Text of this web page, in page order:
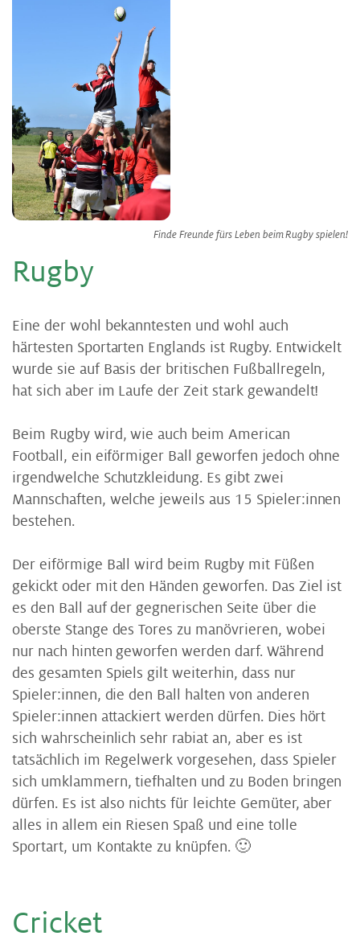
Finde Freunde fürs Leben beim Rugby spielen!
Rug­by
Eine der wohl bekanntesten und wohl auch
härtesten Sportarten Englands ist Rugby. Entwickelt
wurde sie auf Basis der britischen Fußballregeln,
hat sich aber im Laufe der Zeit stark gewandelt!
Beim Rugby wird, wie auch beim American
Football, ein eiförmiger Ball geworfen jedoch ohne
irgendwelche Schutzkleidung. Es gibt zwei
Mannschaften, welche jeweils aus 15 Spieler:innen
bestehen.
Der eiförmige Ball wird beim Rugby mit Füßen
gekickt oder mit den Händen geworfen. Das Ziel ist
es den Ball auf der gegnerischen Seite über die
oberste Stange des Tores zu manövrieren, wobei
nur nach hinten geworfen werden darf. Während
des gesamten Spiels gilt weiterhin, dass nur
Spieler:innen, die den Ball halten von anderen
Spieler:innen attackiert werden dürfen. Dies hört
sich wahrscheinlich sehr rabiat an, aber es ist
tatsächlich im Regelwerk vorgesehen, dass Spieler
sich umklammern, tiefhalten und zu Boden bringen
dürfen. Es ist also nichts für leichte Gemüter, aber
alles in allem ein Riesen Spaß und eine tolle
Sportart, um Kontakte zu knüpfen. 🙂
Cri­cket